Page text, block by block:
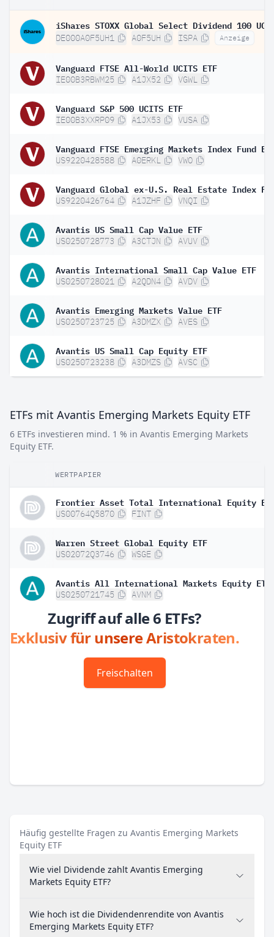
DE000A0F5UH1 A0F5UH ISPA Anzeige
Vanguard FTSE All-World UCITS ETF
IE00B3RBWM25 A1JX52 VGWL
Vanguard S&P 500 UCITS ETF
IE00B3XXRP09 A1JX53 VUSA
US9220428588 A0ERKL VWO
US9220426764 A1JZHF VNQI
Avantis US Small Cap Value ETF
US0250728773 A3CTJN AVUV
Avantis International Small Cap Value ETF
US0250728021 A2QDN4 AVDV
Avantis Emerging Markets Value ETF
US0250723725 A3DMZX AVES
Avantis US Small Cap Equity ETF
US0250723238 A3DMZS AVSC
ETFs mit Avantis Emerging Markets Equity ETF
6 ETFs investieren mind. 1 % in Avantis Emerging Markets
Equity ETF.
WERTPAPIER
Frontier Asset Total International Equity
US00764Q5870 FINT
Warren Street Global Equity ETF
US02072Q3746 WSGE
Avantis All International Markets Equity ETF
US0250721745 AVNM
Zugriff auf alle 6 ETFs?
Exklusiv für unsere Aristokraten.
Freischalten
Häufig gestellte Fragen zu Avantis Emerging Markets
Equity ETF
Wie viel Dividende zahlt Avantis Emerging
Markets Equity ETF?
Wie hoch ist die Dividendenrendite von Avantis
Emerging Markets Equity ETF?